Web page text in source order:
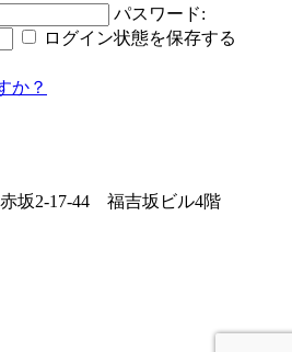
パスワード:
ログイン状態を保存する
か？
坂2-17-44 福吉坂ビル4階